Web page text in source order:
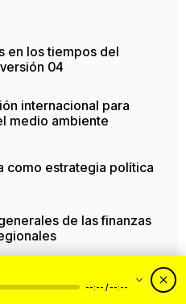
en los tiempos del
04
internacional para
medio ambiente
como estrategia política
de las finanzas
Robin Hood (The
Hood/ EUA, 2026)
--:-- / --:--